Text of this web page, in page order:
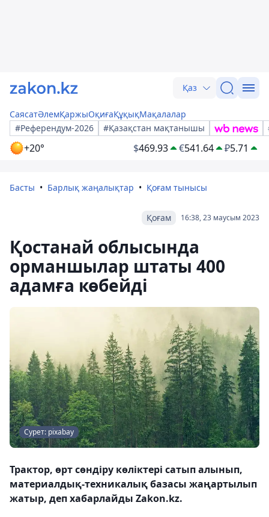
Қаз
СаясатӘлемҚаржыОқиғаҚұқықМақалалар
#Референдум-2026
#Қазақстан мақтанышы
+20° $469.93 €541.64 ₽5.71
Басты Барлық жаңалықтар Қоғам тынысы
16:38, 23 маусым 2023
Қоғам
Қостанай облысында
орманшылар штаты 400
адамға көбейді
Сурет: pixabay
Трактор, өрт сөндіру көліктері сатып алынып,
материалдық-техникалық базасы жаңартылып
жатыр, деп хабарлайды Zakon.kz.